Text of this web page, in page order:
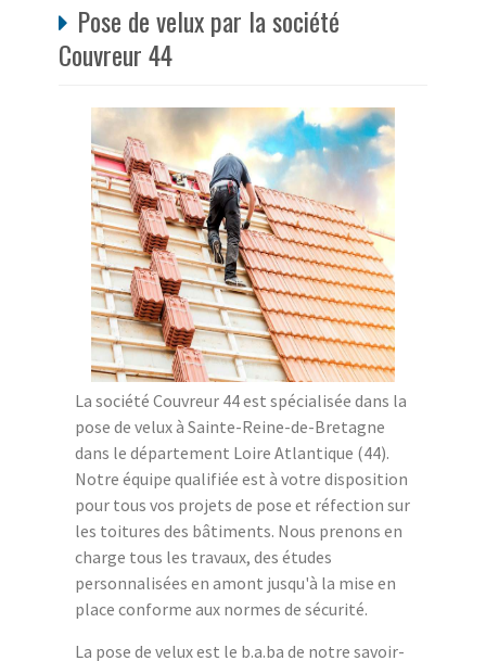
Pose de velux par la société
Couvreur 44
La société Couvreur 44 est spécialisée dans la
pose de velux à Sainte-Reine-de-Bretagne
dans le département Loire Atlantique (44).
Notre équipe qualifiée est à votre disposition
pour tous vos projets de pose et réfection sur
les toitures des bâtiments. Nous prenons en
charge tous les travaux, des études
personnalisées en amont jusqu'à la mise en
place conforme aux normes de sécurité.
La pose de velux est le b.a.ba de notre savoir-